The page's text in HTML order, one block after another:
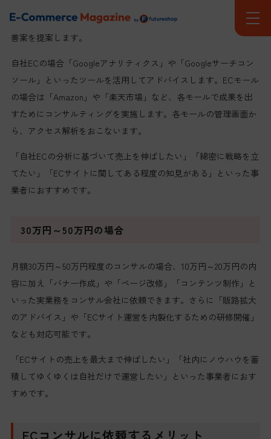
す。コンサルタントがECサイトから収集したデータを確認し、改
善案を提案します。
自社ECの場合「Googleアナリティクス」や「Googleサーチコン
ソール」といったツールを活用してアドバイスします。ECモール
の場合は「Amazon」や「楽天市場」など、各モールで成果を出
すためにコンサルティングを実施します。各モールの管理画面か
ら、アクセス解析をおこないます。
「自社ECの分析に基づいて売上を伸ばしたい」「綿密に戦略を立
てたい」「ECサイトに関してある程度の知見がある」といった事
業者におすすめです。
30万円～50万円の場合
月額30万円～50万円程度のコンサルの場合、10万円～20万円の内
容に加え「バナー作成」や「ページ改修」「コンテンツ制作」と
いった実業務をコンサル会社に依頼できます。さらに「販路拡大
のアドバイス」や「ECサイト運営を内製化するための研修開催」
なども対応可能です。
「ECサイトの売上を最大まで伸ばしたい」「社内にノウハウを蓄
積してゆくゆくは自社だけで運営したい」といった事業者におす
すめです。
ECコンサルに依頼するメリット